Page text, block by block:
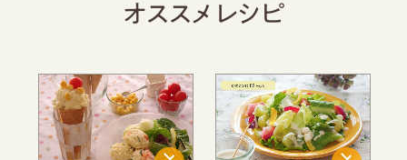
オススメレシピ